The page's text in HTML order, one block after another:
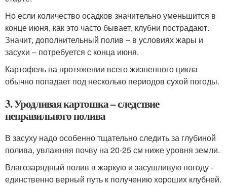
Но если количество осадков значительно уменьшится в
конце июня, как это часто бывает, клубни пострадают.
Значит, дополнительный полив – в условиях жары и
засухи – потребуется с конца июня.
Картофель на протяжении всего жизненного цикла
обычно попадает под несколько периодов сухой погоды.
3. Уродливая картошка – следствие
неправильного полива
В засуху надо особенно тщательно следить за глубиной
полива, увлажняя почву на 20-25 см ниже уровня земли.
Влагозарядный полив в жаркую и засушливую погоду -
единственно верный путь к получению хороших клубней.